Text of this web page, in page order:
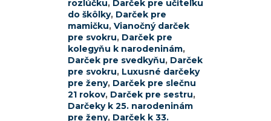
rozlúčku, Darček pre učiteľku
do škôlky, Darček pre
mamičku, Vianočný darček
pre svokru, Darček pre
kolegyňu k narodeninám,
Darček pre svedkyňu, Darček
pre svokru, Luxusné darčeky
pre ženy, Darček pre slečnu
21 rokov, Darček pre sestru,
Darčeky k 25. narodeninám
pre ženy, Darček k 33.